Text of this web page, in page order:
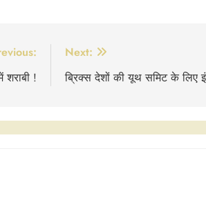
शराबी !
Next:
ब्रिक्स देशों की यूथ समिट के लिए